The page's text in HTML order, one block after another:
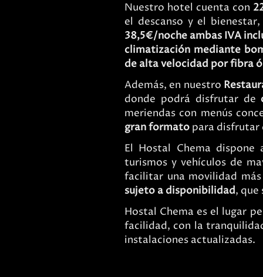
Nuestro hotel cuenta con
el descanso y el
38,5€/noche ambas IVA
climatización mediante
de alta velocidad por fibra
Además, en nuestro
donde podrá disfrutar de
meriendas con menús
gran formato para disfrutar
El Hostal Chema
turismos y vehículos de
facilitar una movilidad
sujeto a disponibilidad, que
Hostal Chema es el lugar
facilidad, con la
instalaciones actualizadas.